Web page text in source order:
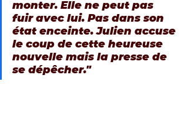
monter. Elle ne peut pas
fuir avec lui. Pas dans son
état enceinte. Julien accuse
le coup de cette heureuse
nouvelle mais la presse de
se dépêcher."